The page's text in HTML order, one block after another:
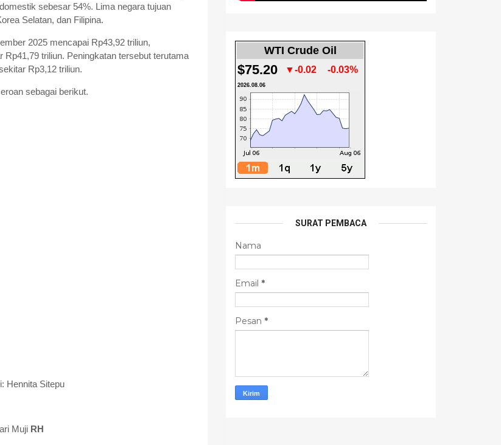
sebesar 54%. Lima negara tujuan
Selatan, dan Filipina.
2025 mencapai Rp43,92 triliun,
triliun. Peningkatan tersebut terutama
Rp3,12 triliun.
sebagai berikut.
Hennita Sitepu
Muji RH
WTI Crude Oil
$75.20 ▼-0.02 -0.03%
2026.08.06
SURAT PEMBACA
Nama
Email *
Pesan *